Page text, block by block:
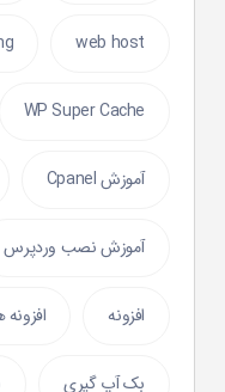
web host
WP Super Cache
آموزش Cpanel
آموزش نصب وردپرس
افزونه
بک آپ گیری